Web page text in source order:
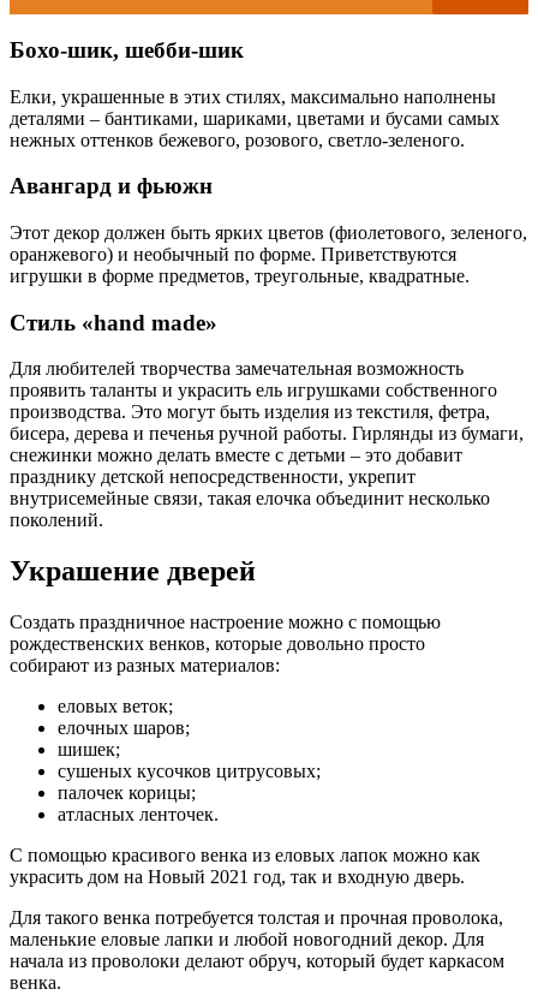
Бохо-шик, шебби-шик
Елки, украшенные в этих стилях, максимально наполнены
деталями – бантиками, шариками, цветами и бусами самых
нежных оттенков бежевого, розового, светло-зеленого.
Авангард и фьюжн
Этот декор должен быть ярких цветов (фиолетового, зеленого,
оранжевого) и необычный по форме. Приветствуются
игрушки в форме предметов, треугольные, квадратные.
Стиль «hand made»
Для любителей творчества замечательная возможность
проявить таланты и украсить ель игрушками собственного
производства. Это могут быть изделия из текстиля, фетра,
бисера, дерева и печенья ручной работы. Гирлянды из бумаги,
снежинки можно делать вместе с детьми – это добавит
празднику детской непосредственности, укрепит
внутрисемейные связи, такая елочка объединит несколько
поколений.
Украшение дверей
Создать праздничное настроение можно с помощью
рождественских венков, которые довольно просто
собирают из разных материалов:
еловых веток;
елочных шаров;
шишек;
сушеных кусочков цитрусовых;
палочек корицы;
атласных ленточек.
С помощью красивого венка из еловых лапок можно как
украсить дом на Новый 2021 год, так и входную дверь.
Для такого венка потребуется толстая и прочная проволока,
маленькие еловые лапки и любой новогодний декор. Для
начала из проволоки делают обруч, который будет каркасом
венка.